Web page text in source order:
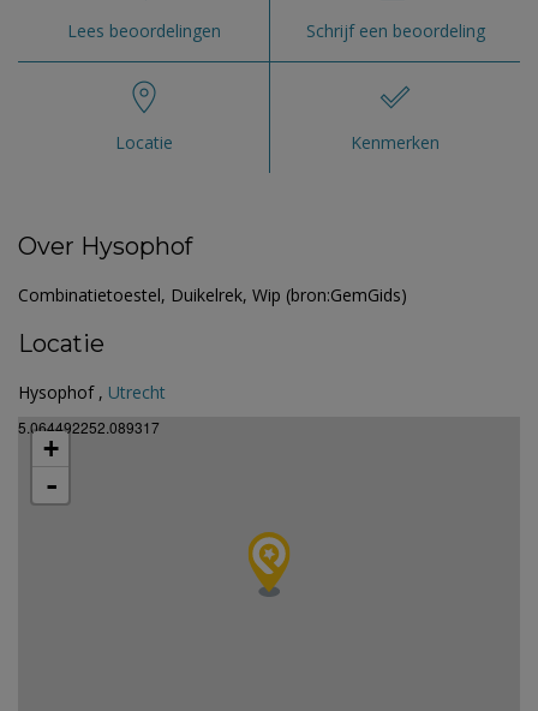
Lees beoordelingen Schrijf een beoordeling
Locatie Kenmerken
Over Hysophof
Combinatietoestel, Duikelrek, Wip (bron:GemGids)
Locatie
Hysophof , Utrecht
5.064492252.089317
+
-